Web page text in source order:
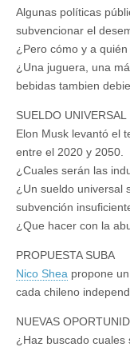
Algunas políticas
subvencionar el
¿Pero cómo y a
¿Una juguera, una
bebidas tambien
SUELDO UNIVERSAL
Elon Musk levantó el
entre el 2020 y 2050.
¿Cuales serán las
¿Un sueldo universal
subvención
¿Que hacer con la
PROPUESTA SUBA
Nico Shea propone
cada chileno
NUEVAS
¿Haz buscado cuales